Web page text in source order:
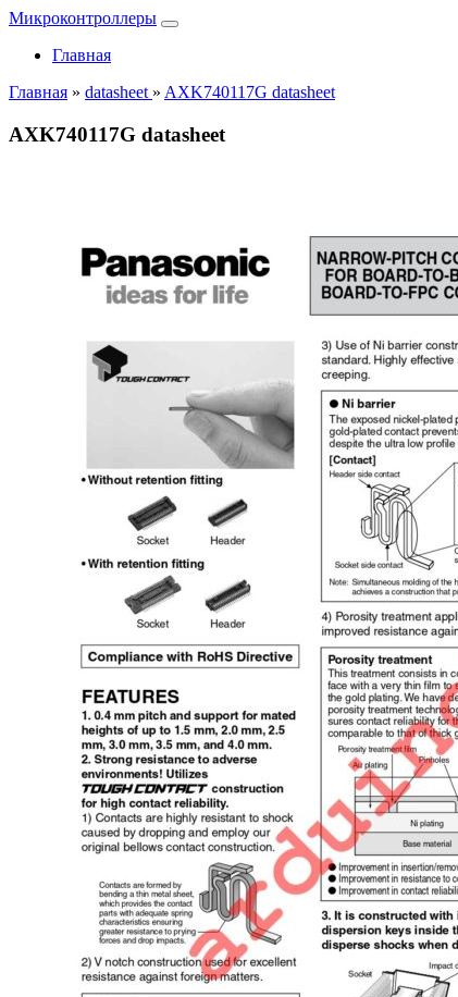
Микроконтроллеры
Главная
Главная » datasheet » AXK740117G datasheet
AXK740117G datasheet